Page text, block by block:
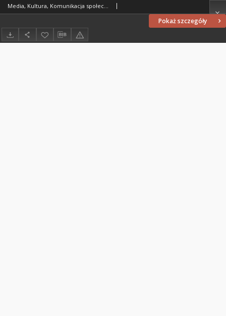
Pokaż szczegóły
Media, Kultura, Komunikacja społeczna : zeszyty naukowe Instytutu Dziennikarstwa i Komunikacji Społecznej UWM 5 (2009)